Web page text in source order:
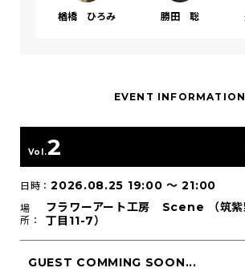
楢橋 ひろみ 勝田 聡
EVENT INFORMATION
Vol.2
日時：2026.08.25 19:00〜 21:00
場
所：
フラワーアート工房 Scene （筑紫
丁目11-7）
GUEST COMMING SOON...